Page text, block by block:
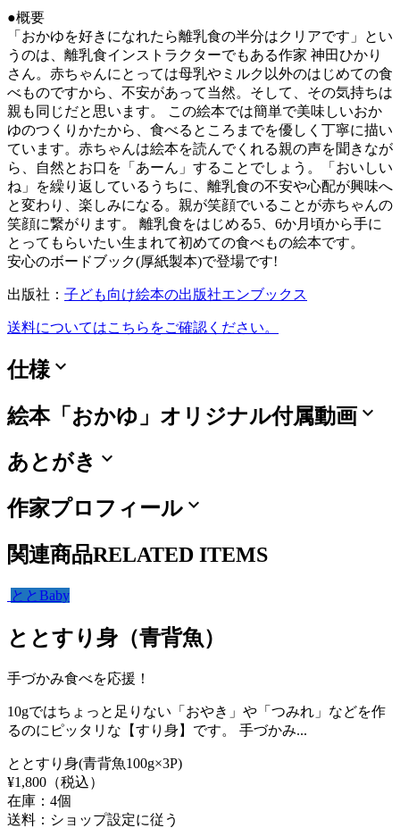
●概要
「おかゆを好きになれたら離乳食の半分はクリアです」とい
うのは、離乳食インストラクターでもある作家 神田ひかり
さん。赤ちゃんにとっては母乳やミルク以外のはじめての食
べものですから、不安があって当然。そして、その気持ちは
親も同じだと思います。 この絵本では簡単で美味しいおか
ゆのつくりかたから、食べるところまでを優しく丁寧に描い
ています。赤ちゃんは絵本を読んでくれる親の声を聞きなが
ら、自然とお口を「あーん」することでしょう。「おいしい
ね」を繰り返しているうちに、離乳食の不安や心配が興味へ
と変わり、楽しみになる。親が笑顔でいることが赤ちゃんの
笑顔に繋がります。 離乳食をはじめる5、6か月頃から手に
とってもらいたい生まれて初めての食べもの絵本です。
安心のボードブック(厚紙製本)で登場です!
出版社： 子ども向け絵本の出版社エンブックス
送料についてはこちらをご確認ください。
仕様 expand_more
絵本「おかゆ」オリジナル付属動画 expand_more
あとがき expand_more
作家プロフィール expand_more
関連商品RELATED ITEMS
ととBaby
ととすり身（青背魚）
手づかみ食べを応援！
10gではちょっと足りない「おやき」や「つみれ」などを作
るのにピッタリな【すり身】です。 手づかみ...
ととすり身(青背魚100g×3P)
¥1,800 （税込）
在庫： 4個
送料：ショップ設定に従う